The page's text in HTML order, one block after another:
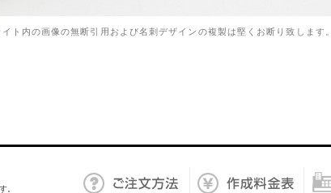
ト内の画像の無断引用および名刺デザインの複製は堅くお断り致します。
。